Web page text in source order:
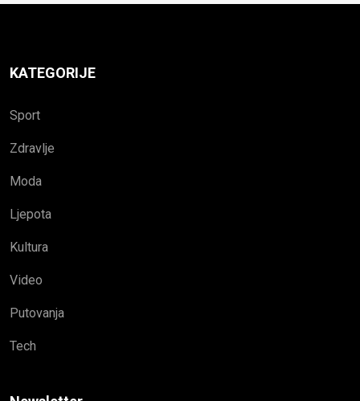
KATEGORIJE
Sport
Zdravlje
Moda
Ljepota
Kultura
Video
Putovanja
Tech